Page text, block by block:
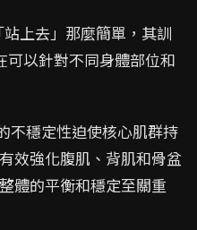
上去」那麼簡單，其訓
以針對不同身體部位和
不穩定性迫使核心肌群持
效強化腹肌、背肌和骨盆
體的平衡和穩定至關重